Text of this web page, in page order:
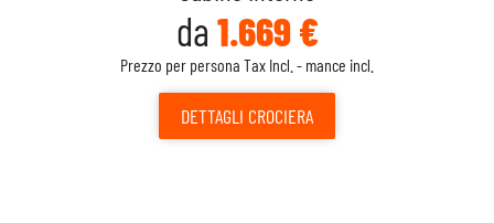
da 1.669 €
Prezzo per persona Tax Incl. - mance incl.
DETTAGLI CROCIERA